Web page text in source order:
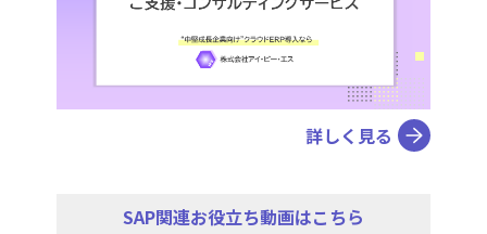
詳しく見る
SAP関連お役立ち動画はこちら